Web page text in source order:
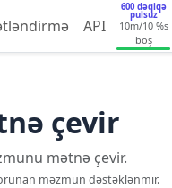
API
600 dəqiqə
pulsuz
10m/10 %s
boş
çevir
mətnə çevir.
məzmun dəstəklənmir.